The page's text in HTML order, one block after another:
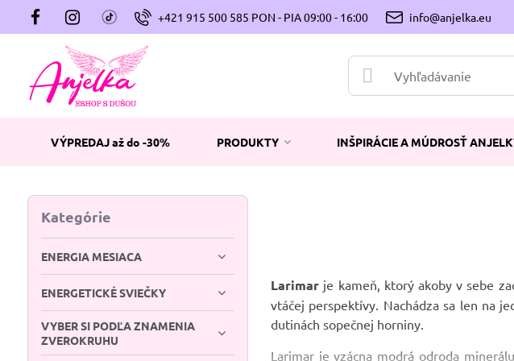
+421 915 500 585 PON - PIA 09:00 - 16:00 info@anjelka.eu
VÝPREDAJ až do -30% PRODUKTY INŠPIRÁCIE A MÚDROSŤ
Larimar je kameň, ktorý akoby v sebe
vtáčej perspektívy. Nachádza sa len na
dutinách sopečnej horniny.
Larimar je vzácna modrá odroda
Kategórie
ENERGIA MESIACA
ENERGETICKÉ SVIEČKY
VYBER SI PODĽA ZNAMENIA
ZVEROKRUHU